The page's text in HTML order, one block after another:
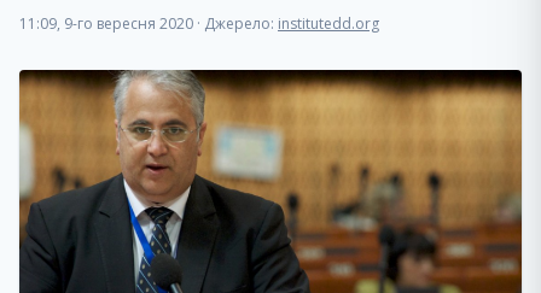
11:09, 9-го вересня 2020 · Джерело: institutedd.org